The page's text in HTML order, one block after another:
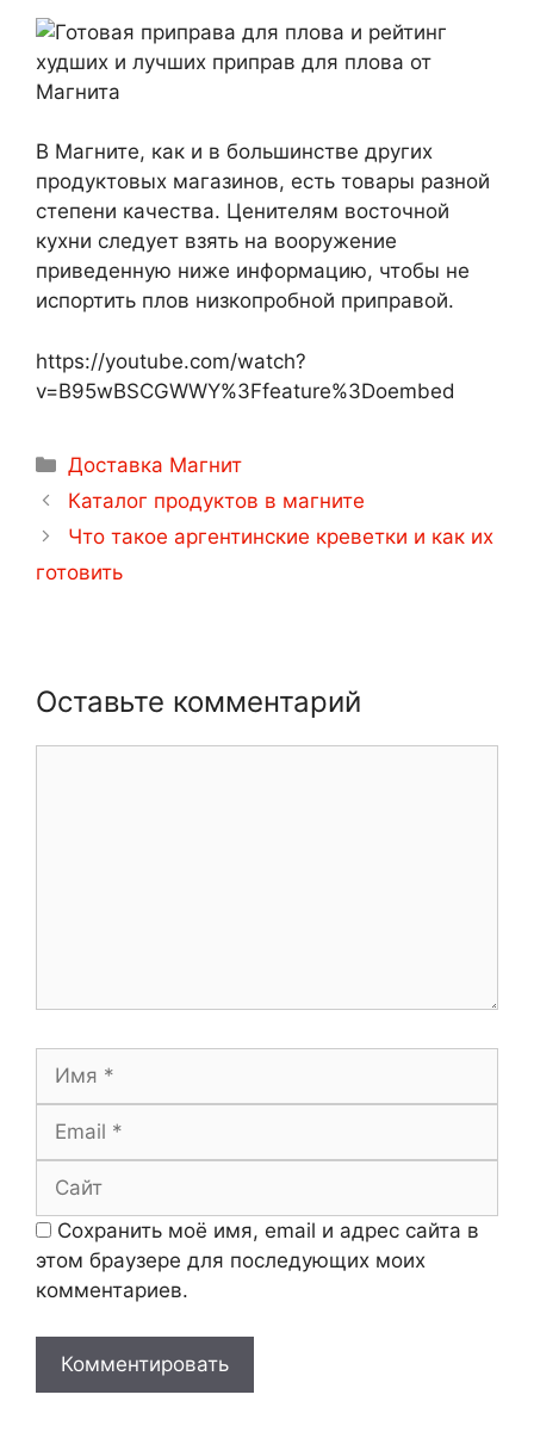
В Магните, как и в большинстве других
продуктовых магазинов, есть товары разной
степени качества. Ценителям восточной
кухни следует взять на вооружение
приведенную ниже информацию, чтобы не
испортить плов низкопробной приправой.
https://youtube.com/watch?
v=B95wBSCGWWY%3Ffeature%3Doembed
Рубрики
Доставка Магнит
Навигация
записи
Каталог продуктов в магните
Что такое аргентинские креветки и как их
готовить
Оставьте комментарий
Имя
Email
Сайт
Сохранить моё имя, email и адрес сайта в
этом браузере для последующих моих
комментариев.